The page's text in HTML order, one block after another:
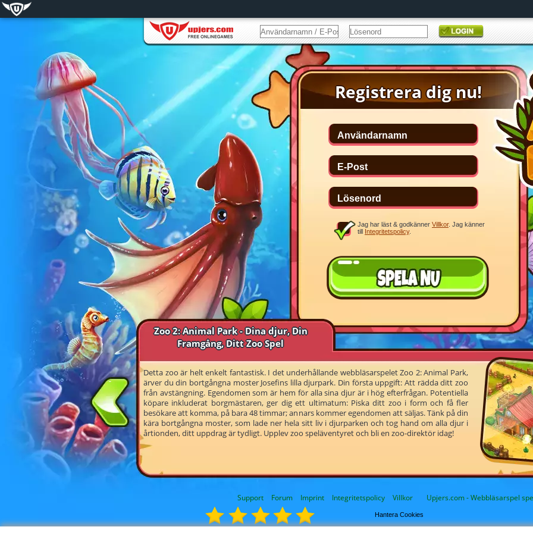
Support Forum Imprint Integritetspolicy Villkor Upjers.com - Webbläsarspel
Hantera Cookies
Zoo 2: Animal Park - Dina djur, Din
Framgång, Ditt Zoo Spel
Detta zoo är helt enkelt fantastisk. I det underhållande webbläsarspelet Zoo 2: Animal Park,
ärver du din bortgångna moster Josefins lilla djurpark. Din första uppgift: Att rädda ditt zoo
från avstängning. Egendomen som är hem för alla sina djur är i hög efterfrågan. Potentiella
köpare inkluderat borgmästaren, ger dig ett ultimatum: Piska ditt zoo i form och få fler
besökare att komma, på bara 48 timmar; annars kommer egendomen att säljas. Tänk på din
kära bortgångna moster, som lade ner hela sitt liv i djurparken och tog hand om alla djur i
årtionden, ditt uppdrag är tydligt. Upplev zoo speläventyret och bli en zoo-direktör idag!
Jag har läst & godkänner Villkor. Jag känner
till Integritetspolicy.